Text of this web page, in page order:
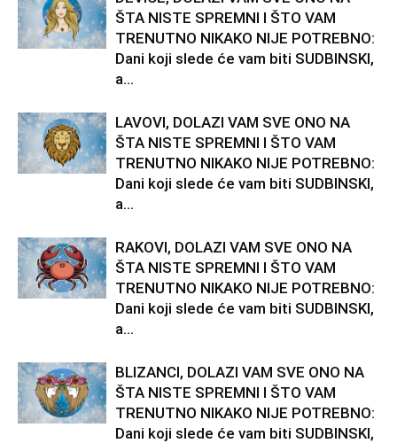
ŠTA NISTE SPREMNI I ŠTO VAM
TRENUTNO NIKAKO NIJE POTREBNO:
Dani koji slede će vam biti SUDBINSKI,
a...
LAVOVI, DOLAZI VAM SVE ONO NA
ŠTA NISTE SPREMNI I ŠTO VAM
TRENUTNO NIKAKO NIJE POTREBNO:
Dani koji slede će vam biti SUDBINSKI,
a...
RAKOVI, DOLAZI VAM SVE ONO NA
ŠTA NISTE SPREMNI I ŠTO VAM
TRENUTNO NIKAKO NIJE POTREBNO:
Dani koji slede će vam biti SUDBINSKI,
a...
BLIZANCI, DOLAZI VAM SVE ONO NA
ŠTA NISTE SPREMNI I ŠTO VAM
TRENUTNO NIKAKO NIJE POTREBNO:
Dani koji slede će vam biti SUDBINSKI,